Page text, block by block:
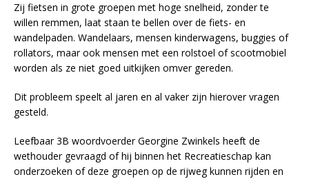
Zij fietsen in grote groepen met hoge snelheid, zonder te
willen remmen, laat staan te bellen over de fiets- en
wandelpaden. Wandelaars, mensen kinderwagens, buggies of
rollators, maar ook mensen met een rolstoel of scootmobiel
worden als ze niet goed uitkijken omver gereden.
Dit probleem speelt al jaren en al vaker zijn hierover vragen
gesteld.
Leefbaar 3B woordvoerder Georgine Zwinkels heeft de
wethouder gevraagd of hij binnen het Recreatieschap kan
onderzoeken of deze groepen op de rijweg kunnen rijden en